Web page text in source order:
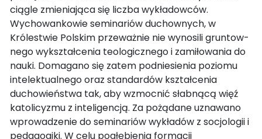
ciągle zmieniająca się liczba wykładowców.
Wychowankowie seminariów duchownych, w
Królestwie Polskim przeważnie nie wynosili gruntow­
nego wykształcenia teologicznego i zamiłowania do
nauki. Domagano się zatem podniesienia poziomu
intelektualnego oraz standardów kształcenia
duchowieństwa tak, aby wzmocnić słabnącą więź
katolicyzmu z inteligencją. Za pożądane uznawano
wprowadzenie do seminariów wykładów z socjologii i
pedagogiki. W celu pogłębienia formacji